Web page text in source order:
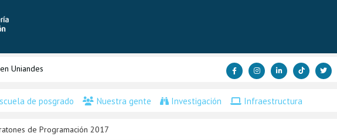
Uniandes
de posgrado Nuestra gente Investigación Infraestructura
de Programación 2017